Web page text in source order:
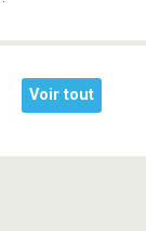
Voir tout